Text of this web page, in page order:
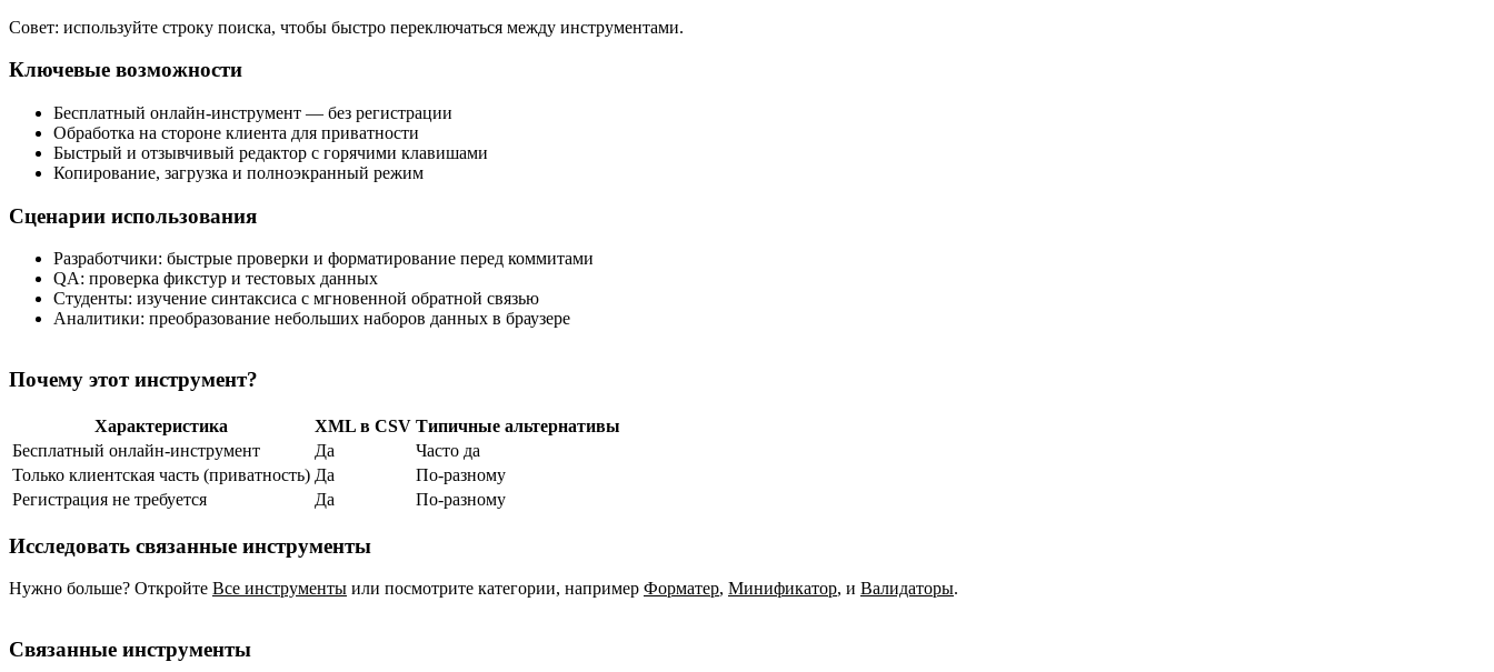
Совет: используйте строку поиска, чтобы быстро переключаться между инструментами.
Ключевые возможности
Бесплатный онлайн‑инструмент — без регистрации
Обработка на стороне клиента для приватности
Быстрый и отзывчивый редактор с горячими клавишами
Копирование, загрузка и полноэкранный режим
Сценарии использования
Разработчики: быстрые проверки и форматирование перед коммитами
QA: проверка фикстур и тестовых данных
Студенты: изучение синтаксиса с мгновенной обратной связью
Аналитики: преобразование небольших наборов данных в браузере
Почему этот инструмент?
Характеристика XML в CSV Типичные альтернативы
Бесплатный онлайн‑инструмент
Да
Часто да
Только клиентская часть (приватность) Да
По‑разному
Регистрация не требуется
Да По‑разному
Исследовать связанные инструменты
Нужно больше? Откройте Все инструменты или посмотрите категории, например Форматер, Минификатор, и Валидаторы.
Связанные инструменты